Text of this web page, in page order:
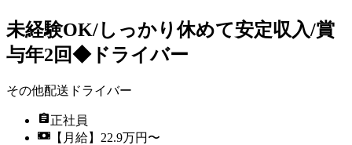
未経験OK/しっかり休めて安定収入/賞
与年2回◆ドライバー
その他配送ドライバー
正社員
【月給】22.9万円〜